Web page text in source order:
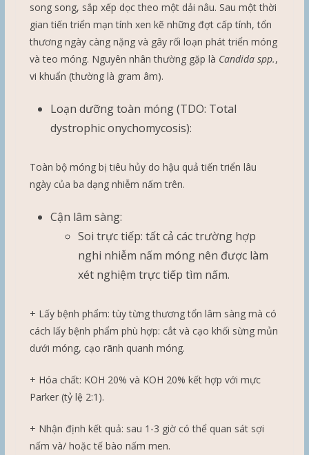
song song, sắp xếp dọc theo một dải nâu. Sau một thời
gian tiến triển mạn tính xen kẽ những đợt cấp tính, tổn
thương ngày càng nặng và gây rối loạn phát triển móng
và teo móng. Nguyên nhân thường gặp là Candida spp.,
vi khuẩn (thường là gram âm).
Loạn dưỡng toàn móng (TDO: Total
dystrophic onychomycosis):
Toàn bộ móng bị tiêu hủy do hậu quả tiến triển lâu
ngày của ba dạng nhiễm nấm trên.
Cận lâm sàng:
Soi trực tiếp: tất cả các trường hợp
nghi nhiễm nấm móng nên được làm
xét nghiệm trực tiếp tìm nấm.
+ Lấy bệnh phẩm: tùy từng thương tổn lâm sàng mà có
cách lấy bệnh phẩm phù hợp: cắt và cạo khối sừng mủn
dưới móng, cạo rãnh quanh móng.
+ Hóa chất: KOH 20% và KOH 20% kết hợp với mực
Parker (tỷ lệ 2:1).
+ Nhận định kết quả: sau 1-3 giờ có thể quan sát sợi
nấm và/ hoặc tế bào nấm men.